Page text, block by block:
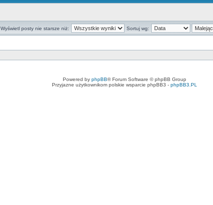
Wyświetl posty nie starsze niż:
Sortuj wg:
Powered by phpBB® Forum Software © phpBB Group
Przyjazne użytkownikom polskie wsparcie phpBB3 - phpBB3.PL